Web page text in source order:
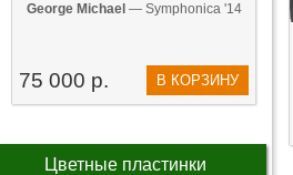
George Michael — Symphonica '14
75 000 р. В КОРЗИНУ
Цветные пластинки